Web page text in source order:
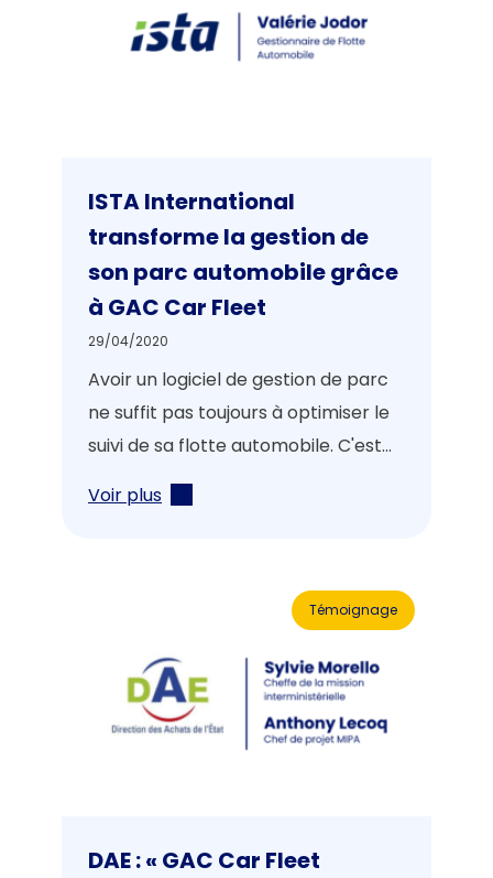
ISTA International
transforme la gestion de
son parc automobile grâce
à GAC Car Fleet
29/04/2020
Avoir un logiciel de gestion de parc
ne suffit pas toujours à optimiser le
suivi de sa flotte automobile. C'est...
Voir plus
Témoignage
DAE : « GAC Car Fleet